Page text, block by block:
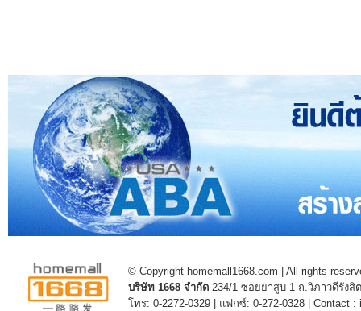
© Copyright homemall1668.com | All rights
บริษัท 1668 จำกัด 234/1 ซอยยาสูบ 1 ถ.วิภาวดีรัง
โทร: 0-2272-0329 | แฟกซ์: 0-272-0328 | Contact